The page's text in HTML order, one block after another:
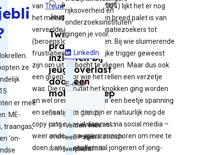
ze
er mee
ME-
traangas,
‘on-
vanTrouw(25 januari 2021) lijkt het er nog
het meest op dat het een breed palet is van
verveelde jongeren, sensatiezoekers tot
(beroeps)demonstranten. Bij wie sluimerende
frustraties een belangrijke trigger geweest
zijn om uit de bocht te vliegen. Maar dus ook
een groep voor wie het rellen een verzetje
was. Die roken dat het knokken ging worden
en wel oren hadden naar een beetje spanning
en sensatie. En dan zijn er natuurlijk nog de
copy cats die – al dan niet via social media –
weer andere na-apers aansporen om mee te
doen. Lang niet allemaal jongeren of jong-
Twintig
praktische
inzichten bij
jeugdoverlast
door een
mobiele groep
Een grote groep
jongeren veroorzaakt
overlast, verplaatst zich
snel en verandert
Jeugdcriminaliteit,
Jeugdg...
rijksoverheid en
onderzoeksinstituten
gingen je voor.
LinkedIn